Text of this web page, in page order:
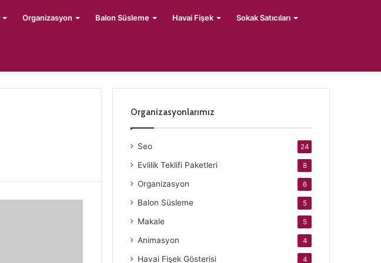
Organizasyon Balon Süsleme Havai Fişek Sokak Satıcıları
Organizasyonlarımız
Seo 24
Evlilik Teklifi Paketleri 8
Organizasyon 6
Balon Süsleme 5
Makale 5
Animasyon 4
Havai Fişek Gösterisi 4